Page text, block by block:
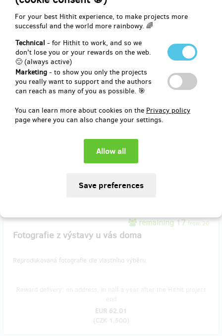
For your best Hithit experience, to make projects more
successful and the world more rainbowy. 🌈
Technical - for Hithit to work, and so we
don't lose you or your rewards on the web.
🙂 (always active)
Marketing - to show you only the projects
you really want to support and the authors
can reach as many of you as possible. 🎯
You can learn more about cookies on the Privacy policy
page where you can also change your settings.
end
EUR 41.34
CZK 1,000)
Patron_ka fotografie
zapaspartujeme jednu fotografii na výstavu. Vaše jméno bude
uvedeno pod fotografií.
Reward delivery: in half a year after the Hithit project end
(CZK 1,000)
remaining 17from 20
Fotografie z výstavy u vás doma
Reprodukovaná fotografie dle vlastního výběru.
EUR 62.01
(CZK 1,500)